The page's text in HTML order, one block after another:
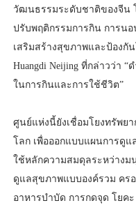
วัฒนธรรมระดับชาติของจีน
ปรับพฤติกรรมการกิน การน
เสริมสร้างสุขภาพและป้อง
Huangdi Neijing ที่กล่าวว่า
ในการกินและการใช้ชีวิต”
ศูนย์แห่งนี้ยังเชื่อมโยงทรัพย
โลก เพื่อออกแบบแผนการดู
ใช้หลักความสมดุลระหว่างม
ดูแลสุขภาพแบบองค์รวม คร
อาหารบำบัด การกดจุด โยค